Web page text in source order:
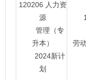
120206 人力资
源
管理（专
升本）
2024新计
划
劳